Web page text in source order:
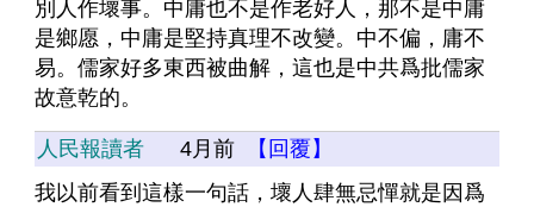
別人作壞事。中庸也不是作老好人，那不是中庸
是鄉愿，中庸是堅持真理不改變。中不偏，庸不
易。儒家好多東西被曲解，這也是中共爲批儒家
故意乾的。
人民報讀者 4月前
【回覆】
我以前看到這樣一句話，壞人肆無忌憚就是因爲